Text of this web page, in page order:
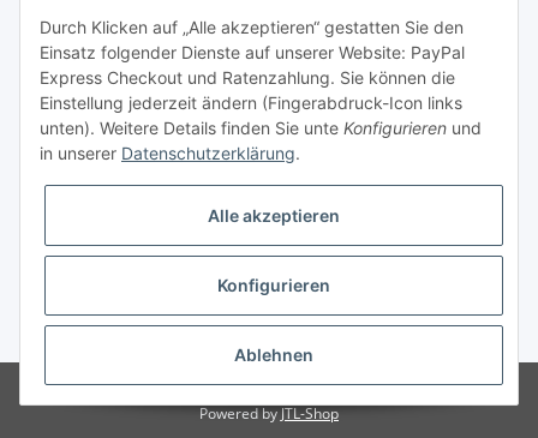
Ihre Zahlmöglichkeiten:
* Alle Preise inkl. gesetzlicher USt.
© bsn Vertriebs- und Beratungsgesellschaft mbH - BSN SPREMBERG
Powered byJTL-Shop
Durch Klicken auf „Alle akzeptieren“ gestatten Sie den
Einsatz folgender Dienste auf unserer Website: PayPal
Express Checkout und Ratenzahlung. Sie können die
Einstellung jederzeit ändern (Fingerabdruck-Icon links
unten). Weitere Details finden Sie unte Konfigurieren und
in unserer Datenschutzerklärung.
Alle akzeptieren
Konfigurieren
Ablehnen